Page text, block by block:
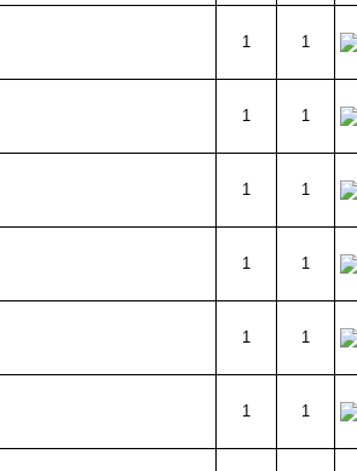
1 1
1 1
1 1
1 1
1 1
1 1